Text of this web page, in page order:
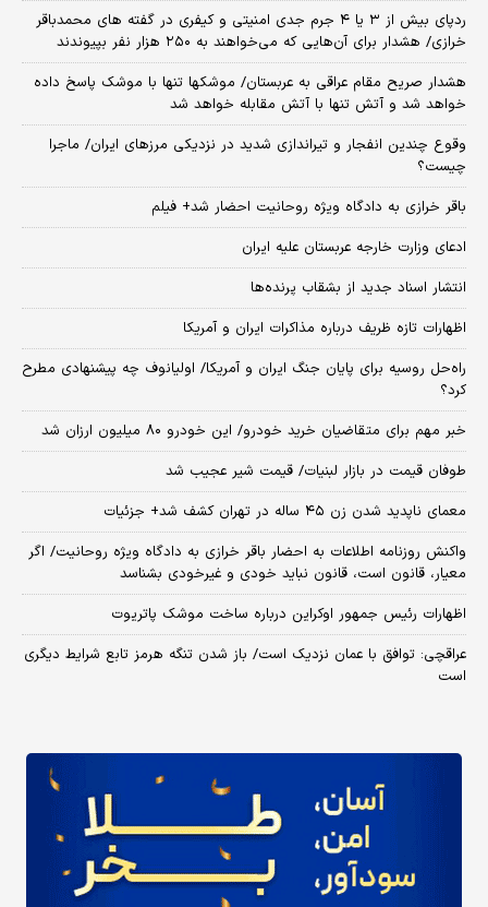
ردپای بیش از ۳ یا ۴ جرم جدی امنیتی و کیفری در گفته های محمدباقر
خرازی/ هشدار برای آن‌هایی که می‌خواهند به ۲۵۰ هزار نفر بپیوندند
هشدار صریح مقام عراقی به عربستان/ موشکها تنها با موشک پاسخ داده
خواهد شد و آتش تنها با آتش مقابله خواهد شد
وقوع چندین انفجار و تیراندازی شدید در نزدیکی مرز‌های ایران/ ماجرا
چیست؟
باقر خرازی به دادگاه ویژه روحانیت احضار شد+ فیلم
ادعای وزارت خارجه عربستان علیه ایران
انتشار اسناد جدید از بشقاب پرنده‌ها
اظهارات تازه ظریف درباره مذاکرات ایران و آمریکا
راه‌حل روسیه برای پایان جنگ ایران و آمریکا/ اولیانوف چه پیشنهادی مطرح
کرد؟
خبر مهم برای متقاضیان خرید خودرو/ این خودرو ۸۰ میلیون ارزان شد
طوفان قیمت در بازار لبنیات/ قیمت شیر عجیب شد
معمای ناپدید شدن زن ۴۵ ساله در تهران کشف شد+ جزئیات
واکنش روزنامه اطلاعات به احضار باقر خرازی به دادگاه ویژه روحانیت/ اگر
معیار، قانون است، قانون نباید خودی و غیرخودی بشناسد
اظهارات رئیس جمهور اوکراین درباره ساخت موشک پاتریوت
عراقچی: توافق با عمان نزدیک است/ باز شدن تنگه هرمز تابع شرایط دیگری
است